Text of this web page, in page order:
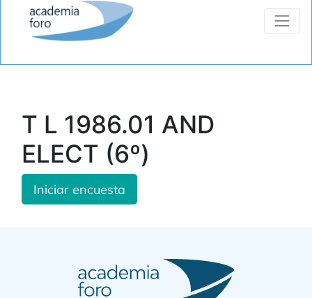
T L 1986.01 AND
ELECT (6º)
Iniciar encuesta